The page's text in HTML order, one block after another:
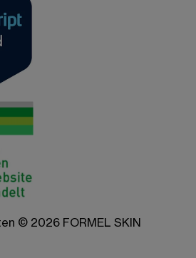
© 2026 FORMEL SKIN